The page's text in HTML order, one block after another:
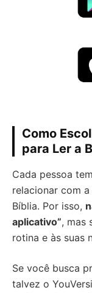
Como
para Ler a
Cada pessoa
relacionar com
Bíblia. Por isso,
aplicativo”, mas
rotina e às suas
Se você busca
talvez o